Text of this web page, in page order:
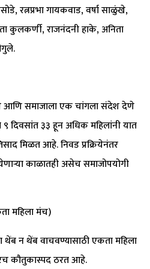
रत्नप्रभा गायकवाड, वर्षा साळुंखे,
कुलकर्णी, राजनंदनी हाके, अनिता
आणि समाजाला एक चांगला संदेश देणे
दिवसांत ३३ हून अधिक महिलांनी यात
मिळत आहे. निवड प्रक्रियेनंतर
काळातही असेच समाजोपयोगी
महिला मंच)
थेंब न थेंब वाचवण्यासाठी एकता महिला
कौतुकास्पद ठरत आहे.